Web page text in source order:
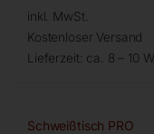
inkl. MwSt.
Kostenloser Versand
Lieferzeit: ca. 8 – 10
Schweißtisch PRO